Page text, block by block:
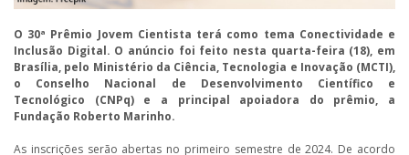
O 30ª Prêmio Jovem Cientista terá como tema Conectividade e
Inclusão Digital. O anúncio foi feito nesta quarta-feira (18), em
Brasília, pelo Ministério da Ciência, Tecnologia e Inovação (MCTI),
o Conselho Nacional de Desenvolvimento Científico e
Tecnológico (CNPq) e a principal apoiadora do prêmio, a
Fundação Roberto Marinho.
As inscrições serão abertas no primeiro semestre de 2024. De acordo